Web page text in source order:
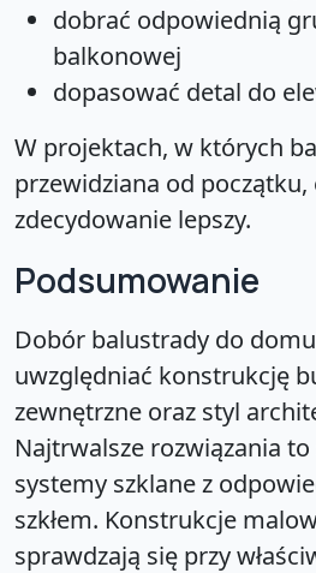
dobrać odpowiednią
balkonowej
dopasować detal do
W projektach, w których
przewidziana od
zdecydowanie lepszy.
Podsumowanie
Dobór balustrady do
uwzględniać konstrukcję
zewnętrzne oraz styl
Najtrwalsze rozwiązania
systemy szklane z
szkłem. Konstrukcje
sprawdzają się przy